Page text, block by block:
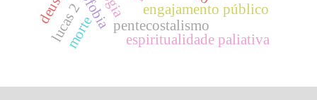
engajamento público
pentecostalismo
espiritualidade paliativa
lucas 2
morte